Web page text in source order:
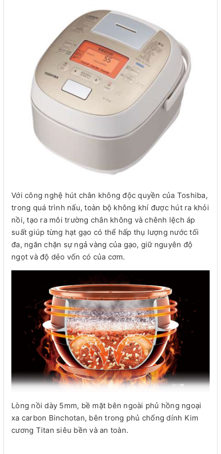
Với công nghệ hút chân không độc quyền của Toshiba,
trong quá trình nấu, toàn bộ không khí được hút ra khỏi
nồi, tạo ra môi trường chân không và chênh lệch áp
suất giúp từng hạt gạo có thể hấp thụ lượng nước tối
đa, ngăn chặn sự ngả vàng của gạo, giữ nguyên độ
ngọt và độ dẻo vốn có của cơm.
Lòng nồi dày 5mm, bề mặt bên ngoài phủ hồng ngoại
xa carbon Binchotan, bên trong phủ chống dính Kim
cương Titan siêu bền và an toàn.